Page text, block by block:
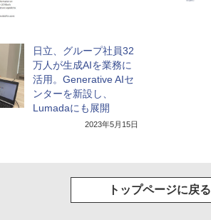
日立、グループ社員32
万人が生成AIを業務に
活用。Generative AIセ
ンターを新設し、
Lumadaにも展開
2023年5月15日
トップページに戻る